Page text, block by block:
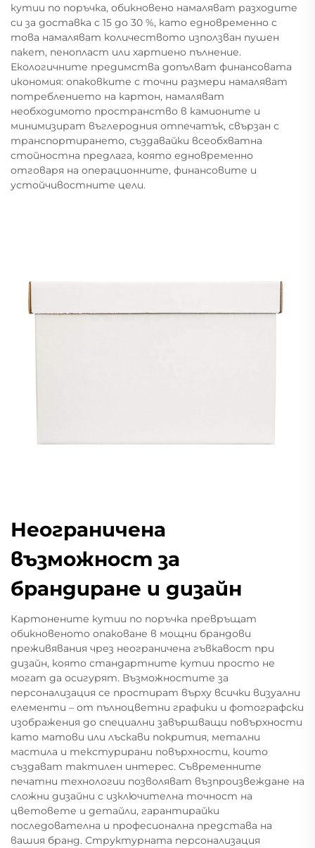
кутии по поръчка, обикновено намаляват разходите
си за доставка с 15 до 30 %, като едновременно с
това намаляват количеството използван пушен
пакет, пенопласт или хартиено пълнение.
Екологичните предимства допълват финансовата
икономия: опаковките с точни размери намаляват
потреблението на картон, намаляват
необходимото пространство в камионите и
минимизират въглеродния отпечатък, свързан с
транспортирането, създавайки всеобхватна
стойностна предлага, която едновременно
отговаря на операционните, финансовите и
устойчивостните цели.
Неограничена
възможност за
брандиране и дизайн
Картонените кутии по поръчка превръщат
обикновеното опаковане в мощни брандови
преживявания чрез неограничена гъвкавост при
дизайн, която стандартните кутии просто не
могат да осигурят. Възможностите за
персонализация се простират върху всички визуални
елементи – от пълноцветни графики и фотографски
изображения до специални завършващи повърхности
като матови или лъскави покрития, метални
мастила и текстурирани повърхности, които
създават тактилен интерес. Съвременните
печатни технологии позволяват възпроизвеждане на
сложни дизайни с изключителна точност на
цветовете и детайли, гарантирайки
последователна и професионална представа на
вашия бранд. Структурната персонализация